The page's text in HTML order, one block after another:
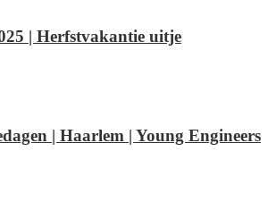
| Herfstvakantie uitje
| Haarlem | Young Engineers